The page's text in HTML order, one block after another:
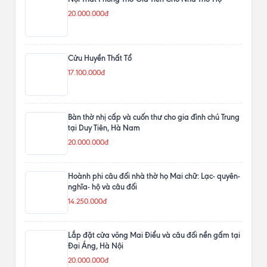
20.000.000đ
Cửu Huyền Thất Tổ
17.100.000đ
Bàn thờ nhị cấp và cuốn thư cho gia đình chú Trung
tại Duy Tiên, Hà Nam
20.000.000đ
Hoành phi câu đối nhà thờ họ Mai chữ: Lạc- quyên-
nghĩa- hộ và câu đối
14.250.000đ
Lắp đặt cửa võng Mai Điểu và câu đối nền gấm tại
Đại Áng, Hà Nội
20.000.000đ